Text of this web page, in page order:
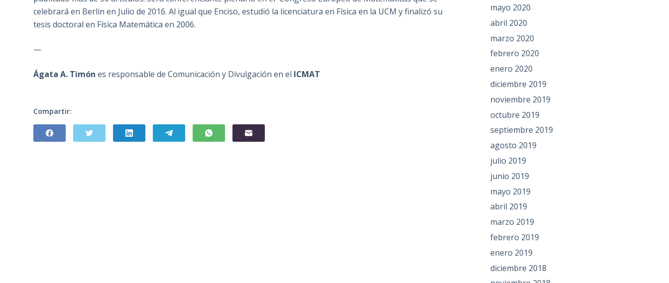
celebrará en Berlin en Julio de 2016. Al igual que Enciso, estudió la licenciatura en Física en la UCM y finalizó su
tesis doctoral en Física Matemática en 2006.
—
Ágata A. Timón es responsable de Comunicación y Divulgación en el ICMAT
Compartir:
mayo 2020
abril 2020
marzo 2020
febrero 2020
enero 2020
diciembre 2019
noviembre 2019
octubre 2019
septiembre 2019
agosto 2019
julio 2019
junio 2019
mayo 2019
abril 2019
marzo 2019
febrero 2019
enero 2019
diciembre 2018